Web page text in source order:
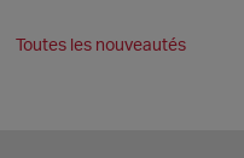
Toutes les nouveautés